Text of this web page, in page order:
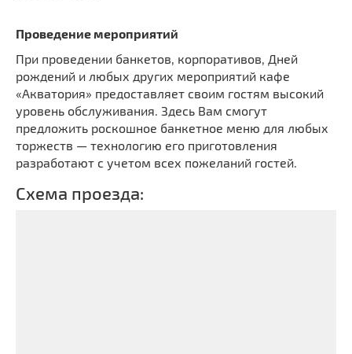
Проведение мероприятий
При проведении банкетов, корпоративов, Дней
рождений и любых других мероприятий кафе
«Акватория» предоставляет своим гостям высокий
уровень обслуживания. Здесь Вам смогут
предложить роскошное банкетное меню для любых
торжеств — технологию его приготовления
разработают с учетом всех пожеланий гостей.
Схема проезда: